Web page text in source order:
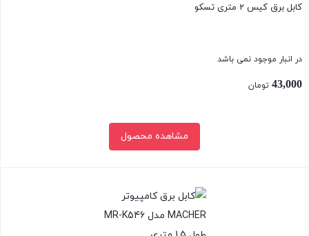
کابل برق کیس 2 متری تسکو
در انبار موجود نمی باشد
43,000 تومان
مشاهده محصول